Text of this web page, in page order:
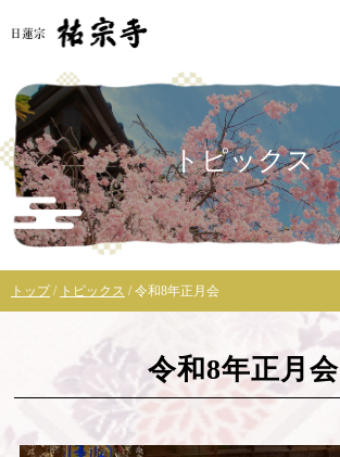
トピックス
現
在
トップ/ トピックス /令和8年正月会
令和8年正月会